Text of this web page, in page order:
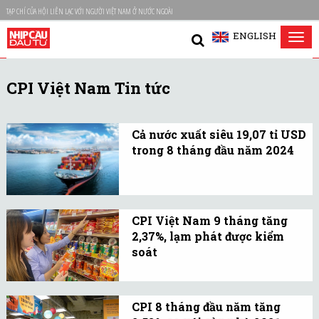
TẠP CHÍ CỦA HỘI LIÊN LẠC VỚI NGƯỜI VIỆT NAM Ở NƯỚC NGOÀI
ENGLISH
CPI Việt Nam Tin tức
Cả nước xuất siêu 19,07 tỉ USD
trong 8 tháng đầu năm 2024
khẩu hàng hóa sơ bộ đạt
265,09 tỉ USD, tăng 15,8%
so với cùng kỳ năm trước.
CPI Việt Nam 9 tháng tăng
2,37%, lạm phát được kiểm
soát
cùng kỳ năm trước. Như
CPI 8 tháng đầu năm tăng